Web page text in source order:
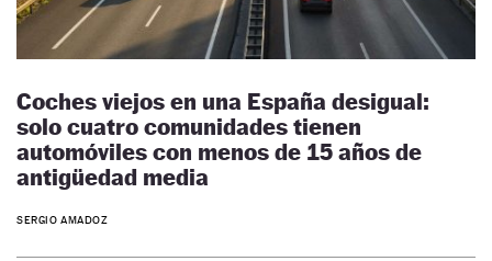
Coches viejos en una España desigual:
solo cuatro comunidades tienen
automóviles con menos de 15 años de
antigüedad media
SERGIO AMADOZ